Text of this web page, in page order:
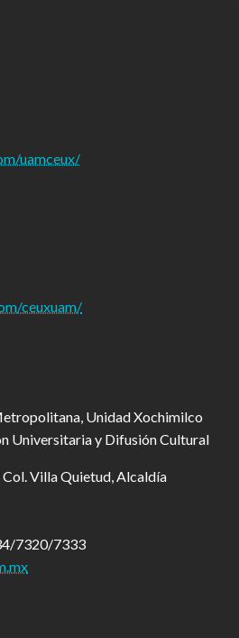
uamceux/
ceuxuam/
Unidad Xochimilco
Universitaria y Difusión Cultural
Villa Quietud, Alcaldía
7320/7333